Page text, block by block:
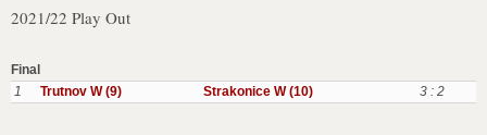
2021/22 Play Out
Final
1
Trutnov W (9) Strakonice W (10) 3 : 2